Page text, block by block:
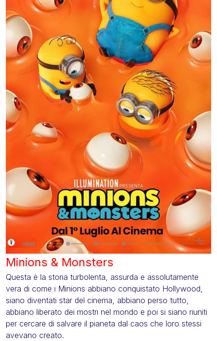
Minions & Monsters
Questa è la storia turbolenta, assurda e assolutamente
vera di come i Minions abbiano conquistato Hollywood,
siano diventati star del cinema, abbiano perso tutto,
abbiano liberato dei mostri nel mondo e poi si siano riuniti
per cercare di salvare il pianeta dal caos che loro stessi
avevano creato.